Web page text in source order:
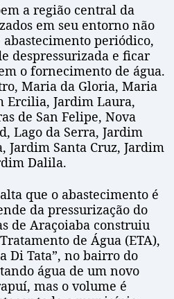
a região central da
em seu entorno não
periódico,
despressurizada e ficar
o fornecimento de água.
Maria da Gloria, Maria
Ercilia, Jardim Laura,
de San Felipe, Nova
Lago da Serra, Jardim
Jardim Santa Cruz, Jardim
Dalila.
que o abastecimento é
da pressurização do
de Araçoiaba construiu
de Água (ETA),
Di Tata”, no bairro do
água de um novo
mas o volume é